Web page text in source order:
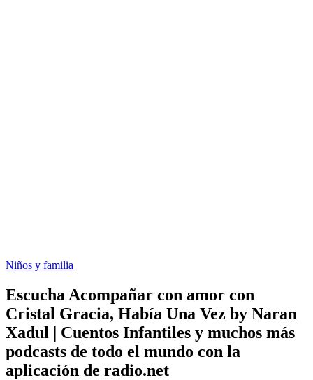
Niños y familia
Escucha Acompañar con amor con
Cristal Gracia, Había Una Vez by Naran
Xadul | Cuentos Infantiles y muchos más
podcasts de todo el mundo con la
aplicación de radio.net